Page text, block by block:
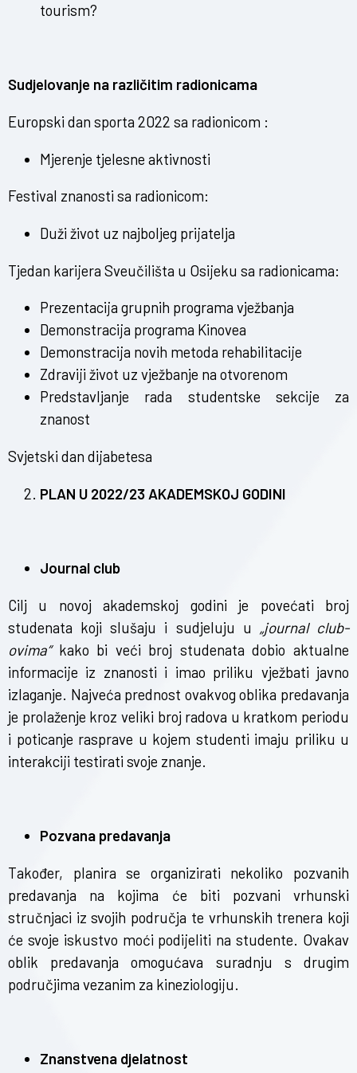
tourism?
Sudjelovanje na različitim radionicama
Europski dan sporta 2022 sa radionicom :
Mjerenje tjelesne aktivnosti
Festival znanosti sa radionicom:
Duži život uz najboljeg prijatelja
Tjedan karijera Sveučilišta u Osijeku sa radionicama:
Prezentacija grupnih programa vježbanja
Demonstracija programa Kinovea
Demonstracija novih metoda rehabilitacije
Zdraviji život uz vježbanje na otvorenom
Predstavljanje rada studentske sekcije za
znanost
Svjetski dan dijabetesa
PLAN U 2022/23 AKADEMSKOJ GODINI
Journal club
Cilj u novoj akademskoj godini je povećati broj
studenata koji slušaju i sudjeluju u „journal club-
ovima“ kako bi veći broj studenata dobio aktualne
informacije iz znanosti i imao priliku vježbati javno
izlaganje. Najveća prednost ovakvog oblika predavanja
je prolaženje kroz veliki broj radova u kratkom periodu
i poticanje rasprave u kojem studenti imaju priliku u
interakciji testirati svoje znanje.
Pozvana predavanja
Također, planira se organizirati nekoliko pozvanih
predavanja na kojima će biti pozvani vrhunski
stručnjaci iz svojih područja te vrhunskih trenera koji
će svoje iskustvo moći podijeliti na studente. Ovakav
oblik predavanja omogućava suradnju s drugim
područjima vezanim za kineziologiju.
Znanstvena djelatnost